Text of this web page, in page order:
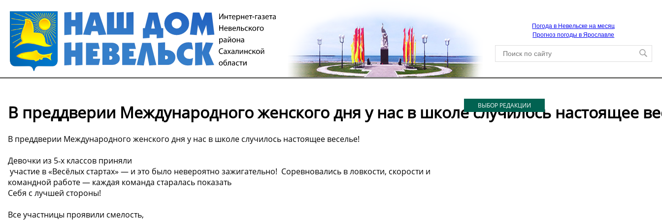
Погода в Невельске на месяц
Прогноз погоды в Ярославле
В преддверии Международного женского дня у нас в школе случилось настоящее
В преддверии Международного женского дня у нас в школе случилось настоящее веселье!
Девочки из 5‑х классов приняли
участие в «Весёлых стартах» — и это было невероятно зажигательно! Соревновались в ловкости, скорости и
командной работе — каждая команда старалась показать
Себя с лучшей стороны!
Все участницы проявили смелость,
ВЫБОР РЕДАКЦИИ